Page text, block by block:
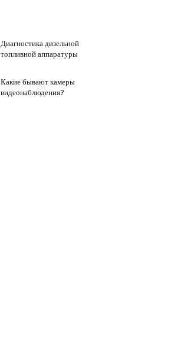
Диагностика дизельной
топливной аппаратуры
Какие бывают камеры
видеонаблюдения?